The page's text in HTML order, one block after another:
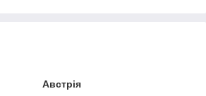
Австрія